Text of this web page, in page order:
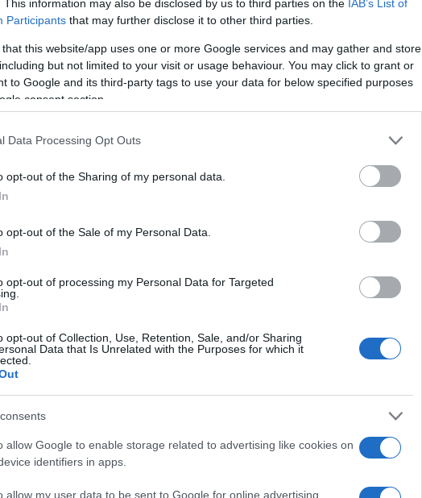
This information may also be disclosed by us to third parties on the IAB’s List of
Participants that may further disclose it to other third parties.
that this website/app uses one or more Google services and may gather and store
but not limited to your visit or usage behaviour. You may click to grant or
to Google and its third-party tags to use your data for below specified purposes
consent section.
Data Processing Opt Outs
opt-out of the Sharing of my personal data.
opt-out of the Sale of my Personal Data.
opt-out of processing my Personal Data for Targeted
opt-out of Collection, Use, Retention, Sale, and/or Sharing
Data that Is Unrelated with the Purposes for which it
allow Google to enable storage related to advertising like cookies on
identifiers in apps.
allow my user data to be sent to Google for online advertising
detergenti non aggressivi, applicare un
possa spegnere le infiammazioni e
le creme per farle assorbire prima di indossare
per proteggersi dal Sars Cov 2.
da attuare prima di “armarsi” della
o di stoffa) e aiutare la propria pelle
o altre malattie della cute. Consigli che
nazionale della SIDeMaST, la Società
chirurgica, estetica e delle Malattie
in versione digitale dal 3 al 6 novembre.
spiegato il ProfessorGiuseppe Monfrecola,
II –produce un microambiente ovviamente
ma questo non vuol dire che quanti soffrono